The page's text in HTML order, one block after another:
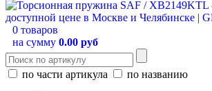
0 товаров
на сумму 0.00 руб
по части артикула
по названию